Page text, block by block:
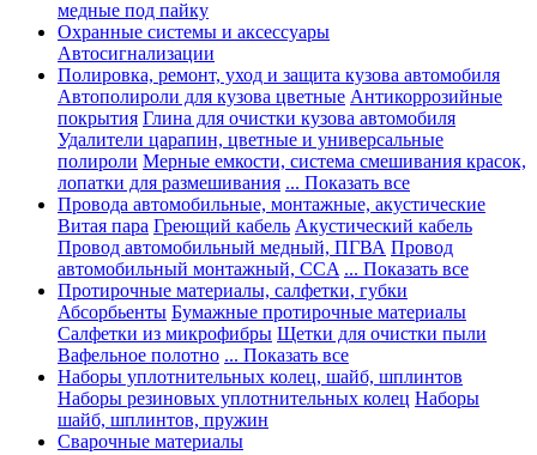
медные под пайку
Охранные системы и аксессуары
Автосигнализации
Полировка, ремонт, уход и защита кузова автомобиля
Автополироли для кузова цветные Антикоррозийные
покрытия Глина для очистки кузова автомобиля
Удалители царапин, цветные и универсальные
полироли Мерные емкости, система смешивания красок,
лопатки для размешивания ... Показать все
Провода автомобильные, монтажные, акустические
Витая пара Греющий кабель Акустический кабель
Провод автомобильный медный, ПГВА Провод
автомобильный монтажный, CCA ... Показать все
Протирочные материалы, салфетки, губки
Абсорбьенты Бумажные протирочные материалы
Салфетки из микрофибры Щетки для очистки пыли
Вафельное полотно ... Показать все
Наборы уплотнительных колец, шайб, шплинтов
Наборы резиновых уплотнительных колец Наборы
шайб, шплинтов, пружин
Сварочные материалы